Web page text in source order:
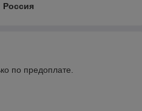
Россия
по предоплате.